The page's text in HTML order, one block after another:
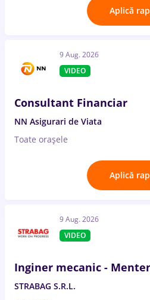
Aplică
9 Aug. 2026
VIDEO
Consultant Financiar
NN Asigurari de Viata
Toate oraşele
Aplică
9 Aug. 2026
VIDEO
Inginer mecanic -
STRABAG S.R.L.